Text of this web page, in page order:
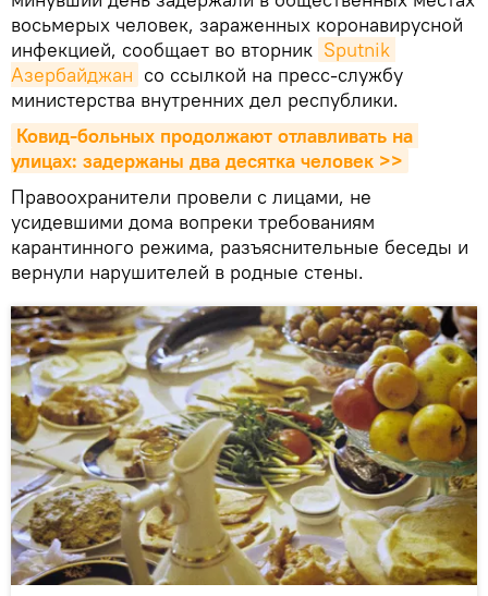
восьмерых человек, зараженных коронавирусной
инфекцией, сообщает во вторник Sputnik
Азербайджан со ссылкой на пресс-службу
министерства внутренних дел республики.
Ковид-больных продолжают отлавливать на
улицах: задержаны два десятка человек >>
Правоохранители провели с лицами, не
усидевшими дома вопреки требованиям
карантинного режима, разъяснительные беседы и
вернули нарушителей в родные стены.